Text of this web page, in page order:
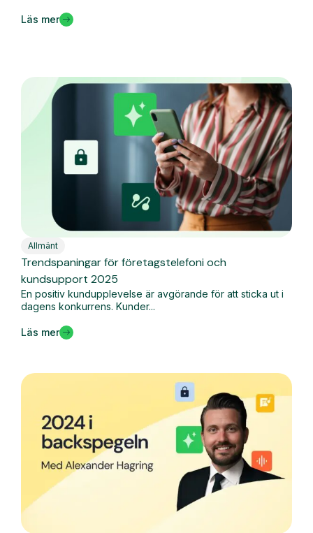
Läs mer
Allmänt
Trendspaningar för företagstelefoni och
kundsupport 2025
En positiv kundupplevelse är avgörande för att sticka ut i
dagens konkurrens. Kunder...
Läs mer